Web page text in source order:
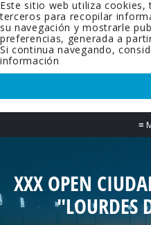
Este sitio web utiliza
terceros para recopilar
su navegación y mostrarle
preferencias, generada a
Si continua navegando,
información
≡
XXX OPEN
"LOURDES